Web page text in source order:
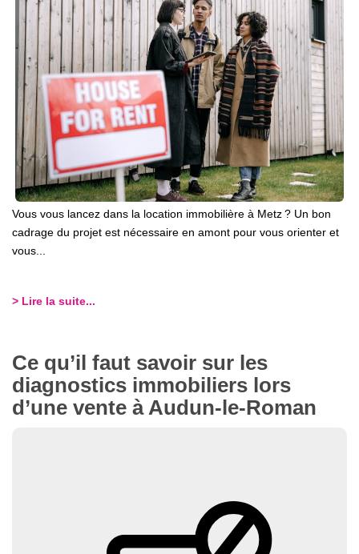
Vous vous lancez dans la location immobilière à Metz ? Un bon
cadrage du projet est nécessaire en amont pour vous orienter et
vous...
> Lire la suite...
Ce qu’il faut savoir sur les
diagnostics immobiliers lors
d’une vente à Audun-le-Roman